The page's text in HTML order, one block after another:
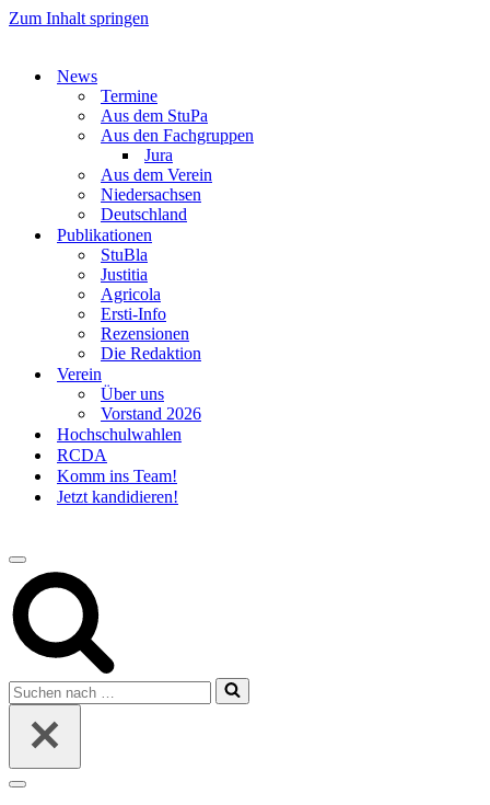
Zum Inhalt springen
News
Termine
Aus dem StuPa
Aus den Fachgruppen
Jura
Aus dem Verein
Niedersachsen
Deutschland
Publikationen
StuBla
Justitia
Agricola
Ersti-Info
Rezensionen
Die Redaktion
Verein
Über uns
Vorstand 2026
Hochschulwahlen
RCDA
Komm ins Team!
Jetzt kandidieren!
Navigations-
Menü
Suchen
nach …
Navigations-